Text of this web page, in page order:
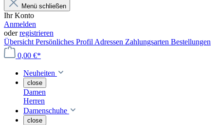
Menü schließen
Ihr Konto
Anmelden
oderregistrieren
Übersicht Persönliches Profil Adressen Zahlungsarten Bestellungen
0,00 €*
Neuheiten
close
Damen
Herren
Damenschuhe
close